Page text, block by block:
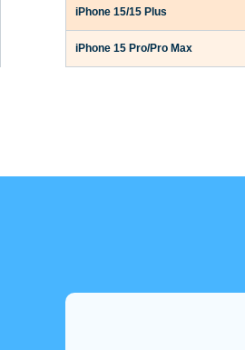
iPhone 15/15 Plus
iPhone 15 Pro/Pro Max